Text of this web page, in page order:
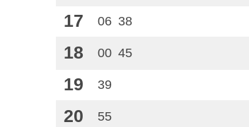
17 06 38
18 00 45
19 39
20 55